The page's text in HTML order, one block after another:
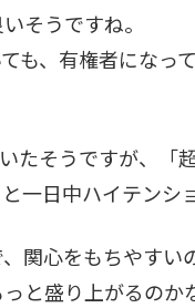
そうですね。
も、有権者になっ
そうですが、「
一日中ハイテンシ
関心をもちやすい
と盛り上がるのか